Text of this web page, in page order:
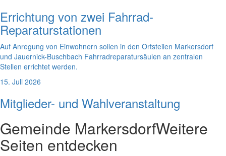
Errichtung von zwei Fahrrad-
Reparaturstationen
Auf Anregung von Einwohnern sollen in den Ortsteilen Markersdorf
und Jauernick-Buschbach Fahrradreparatursäulen an zentralen
Stellen errichtet werden.
15. Juli 2026
Mitglieder- und Wahlveranstaltung
Gemeinde MarkersdorfWeitere
Seiten entdecken